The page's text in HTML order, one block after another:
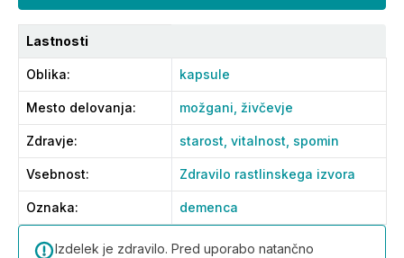
Izdelek je zdravilo. Pred uporabo natančno
Lastnosti
Oblika: kapsule
Mesto delovanja: možgani, živčevje
Zdravje: starost, vitalnost, spomin
Vsebnost: Zdravilo rastlinskega izvora
Oznaka: demenca